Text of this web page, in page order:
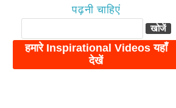
पढ़नी चाहिएं